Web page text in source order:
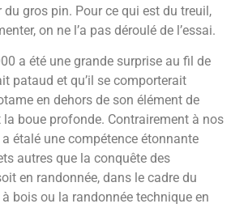
du gros pin. Pour ce qui est du treuil,
on ne l’a pas déroulé de l’essai.
a été une grande surprise au fil de
pataud et qu’il se comporterait
en dehors de son élément de
boue profonde. Contrairement à nos
étalé une compétence étonnante
autres que la conquête des
en randonnée, dans le cadre du
bois ou la randonnée technique en